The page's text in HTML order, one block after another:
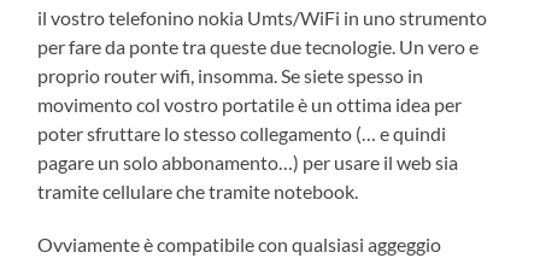
il vostro telefonino nokia Umts/WiFi in uno strumento
per fare da ponte tra queste due tecnologie. Un vero e
proprio router wifi, insomma. Se siete spesso in
movimento col vostro portatile è un ottima idea per
poter sfruttare lo stesso collegamento (… e quindi
pagare un solo abbonamento…) per usare il web sia
tramite cellulare che tramite notebook.
Ovviamente è compatibile con qualsiasi aggeggio